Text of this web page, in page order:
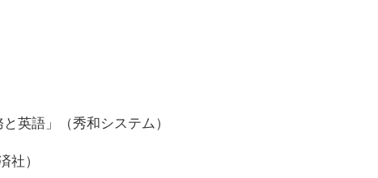
英語」（秀和システム）
社）